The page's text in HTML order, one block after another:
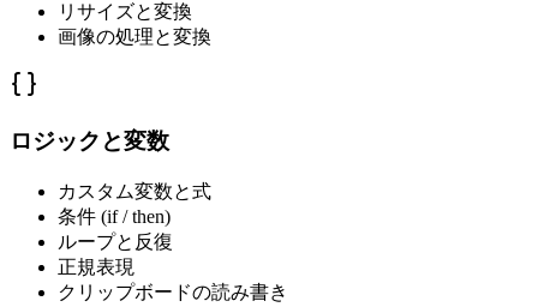
リサイズと変換
画像の処理と変換
ロジックと変数
カスタム変数と式
条件 (if / then)
ループと反復
正規表現
クリップボードの読み書き